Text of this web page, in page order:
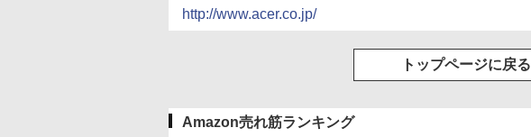
http://www.acer.co.jp/
トップページに戻る
Amazon売れ筋ランキング